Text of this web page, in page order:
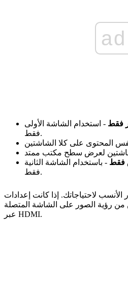
ad
فقط - استخدام الشاشة الأولى
فقط.
فقط - باستخدام الشاشة الثانية
فقط.
لاحتياجاتك. إذا كانت إعدادات
رؤية الصور على الشاشة المتصلة
عبر HDMI.